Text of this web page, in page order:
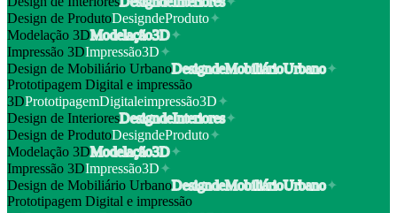
Design de ProdutoDesigndeProduto✦
Modelação 3DModelação3D✦
Impressão 3DImpressão3D✦
Design de Mobiliário UrbanoDesigndeMobiliárioUrbano✦
Prototipagem Digital e impressão
3DPrototipagemDigitaleimpressão3D✦
Design de InterioresDesigndeInteriores✦
Design de ProdutoDesigndeProduto✦
Modelação 3DModelação3D✦
Impressão 3DImpressão3D✦
Design de Mobiliário UrbanoDesigndeMobiliárioUrbano✦
Prototipagem Digital e impressão